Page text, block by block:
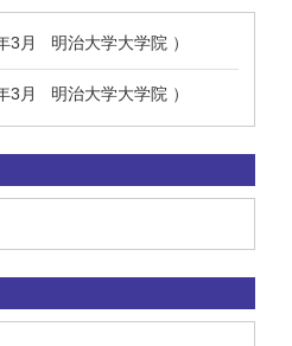
3月 明治大学大学院 ）
3月 明治大学大学院 ）